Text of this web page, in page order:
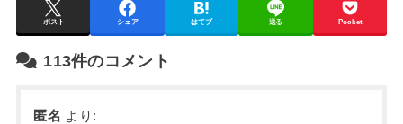
ポスト シェア はてブ 送る Pocket
113件のコメント
匿名 より: